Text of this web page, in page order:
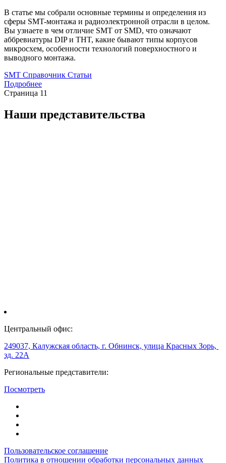
В статье мы собрали основные термины и определения из
сферы SMT-монтажа и радиоэлектронной отрасли в целом.
Вы узнаете в чем отличие SMT от SMD, что означают
аббревиатуры DIP и THT, какие бывают типы корпусов
микросхем, особенности технологий поверхностного и
выводного монтажа.
SMT Справочник Статьи
Подробнее
Страница 11
Наши представительства
Центральный офис:
249037, Калужская область, г. Обнинск, улица Красных Зорь,
зд. 22А
Региональные представители:
Посмотреть
Пользовательское соглашение
Политика в отношении обработки персональных данных